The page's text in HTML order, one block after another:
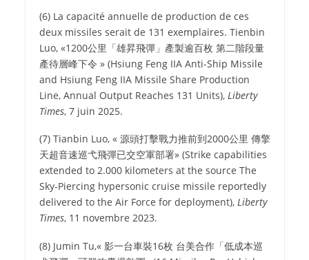
(6) La capacité annuelle de production de ces
deux missiles serait de 131 exemplaires. Tienbin
Luo, «1200公里「雄昇飛彈」產製逾百枚 第二階段量
產待層峰下令 » (Hsiung Feng IIA Anti-Ship Missile
and Hsiung Feng IIA Missile Share Production
Line, Annual Output Reaches 131 Units), Liberty
Times, 7 juin 2025.
(7) Tianbin Luo, « 源頭打擊戰力推前到2000公里 傳擎
天超音速巡弋飛彈已交空軍部署» (Strike capabilities
extended to 2.000 kilometers at the source The
Sky-Piercing hypersonic cruise missile reportedly
delivered to the Air Force for deployment), Liberty
Times, 11 novembre 2023.
(8) Jumin Tu,« 影一台車裝16枚 台美合作「低成本巡